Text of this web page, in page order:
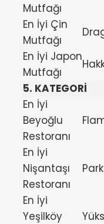
Mutfağı
En İyi Çin
Mutfağı
En İyi Japon
Mutfağı
5. KATEGORİ
En İyi
Beyoğlu
Restoranı
En İyi
Nişantaşı
Restoranı
En İyi
Yeşilköy